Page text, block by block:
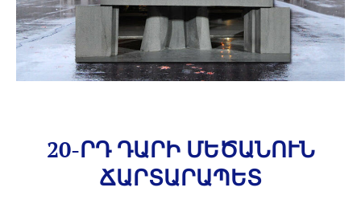
20-ՐԴ ԴԱՐԻ ՄԵԾԱՆՈՒՆ
ՃԱՐՏԱՐԱՊԵՏ